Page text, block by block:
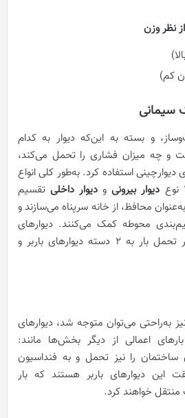
کم)
سیمانی
و بسته به این‌که دیوار به کدام
و چه میزان فشاری را تحمل می‌کند،
دیوارچینی استفاده کرد. به‌طور کلی انواع
دیوار ‌بیرونیو دیوار ‌داخلیتقسیم
محافظ، از خانه سرپناه می‌سازند و
محوطه کمک می‌کنند. دیوارهای
بیرونی و داخلی نیز از نظر تحمل بار به 2 دسته دیوار‌های باربر و
به‌راحتی می‌توان متوجه شد، دیوارهای
اعمالی از دیگر بخش‌ها مانند:
را نیز تحمل و به فنداسیون
این دیوارهای باربر هستند که بار
خواهند کرد.